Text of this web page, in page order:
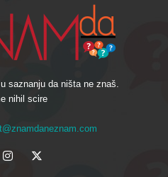
saznanju da ništa ne znaš.
nihil scire